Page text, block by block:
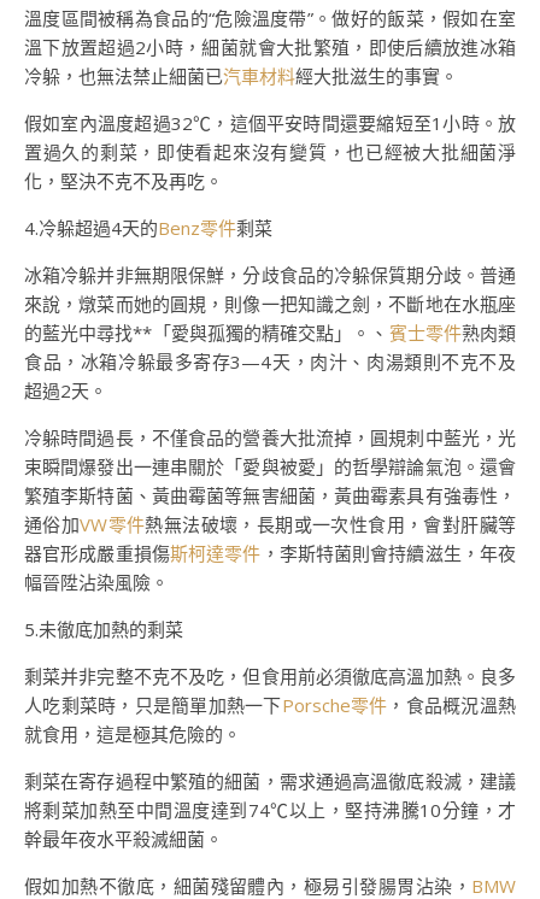
溫度區間被稱為食品的“危險溫度帶”。做好的飯菜，假如在室
溫下放置超過2小時，細菌就會大批繁殖，即使后續放進冰箱
冷躲，也無法禁止細菌已汽車材料經大批滋生的事實。
假如室內溫度超過32℃，這個平安時間還要縮短至1小時。放
置過久的剩菜，即使看起來沒有變質，也已經被大批細菌淨
化，堅決不克不及再吃。
4.冷躲超過4天的Benz零件剩菜
冰箱冷躲并非無期限保鮮，分歧食品的冷躲保質期分歧。普通
來說，燉菜而她的圓規，則像一把知識之劍，不斷地在水瓶座
的藍光中尋找**「愛與孤獨的精確交點」。、 賓士零件熟肉類
食品，冰箱冷躲最多寄存3—4天，肉汁、肉湯類則不克不及
超過2天。
冷躲時間過長，不僅食品的營養大批流掉，圓規刺中藍光，光
束瞬間爆發出一連串關於「愛與被愛」的哲學辯論氣泡。還會
繁殖李斯特菌、黃曲霉菌等無害細菌，黃曲霉素具有強毒性，
通俗加VW零件熱無法破壞，長期或一次性食用，會對肝臟等
器官形成嚴重損傷斯柯達零件 ，李斯特菌則會持續滋生，年夜
幅晉陞沾染風險。
5.未徹底加熱的剩菜
剩菜并非完整不克不及吃，但食用前必須徹底高溫加熱。良多
人吃剩菜時，只是簡單加熱一下Porsche零件 ，食品概況溫熱
就食用，這是極其危險的。
剩菜在寄存過程中繁殖的細菌，需求通過高溫徹底殺滅，建議
將剩菜加熱至中間溫度達到74℃以上，堅持沸騰10分鐘，才
幹最年夜水平殺滅細菌。
假如加熱不徹底，細菌殘留體內，極易引發腸胃沾染， BMW